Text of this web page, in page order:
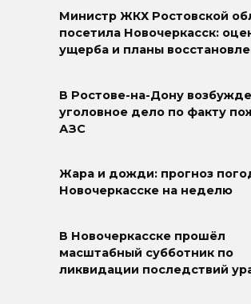
Министр ЖКХ Ростовской
посетила Новочеркасск:
ущерба и планы
В Ростове-на-Дону
уголовное дело по факту
АЗС
Жара и дожди: прогноз
Новочеркасске на неделю
В Новочеркасске прошёл
масштабный субботник по
ликвидации последствий